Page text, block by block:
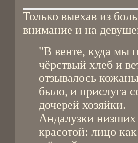
Только выехав из
внимание и на
"В венте, куда мы
чёрствый хлеб и
отзывалось
было, и прислуга
дочерей хозяйки.
Андалузки низших
красотой: лицо